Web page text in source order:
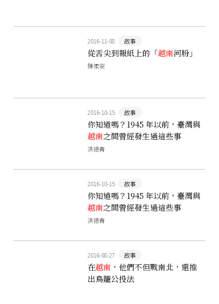
2016-11-08 故事
從舌尖到報紙上的「越南河粉」
陳柔安
2016-10-15 故事
你知道嗎？1945 年以前，臺灣與
越南之間曾經發生過這些事
（上）
洪德青
2016-10-15 故事
你知道嗎？1945 年以前，臺灣與
越南之間曾經發生過這些事
（下）
洪德青
2016-08-27 故事
在越南 ，他們不但戰南北，還推
出鳥籠公投法